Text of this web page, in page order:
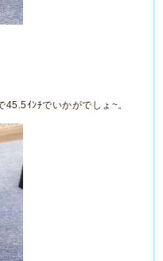
ｲﾝﾁでいかがでしょ~。